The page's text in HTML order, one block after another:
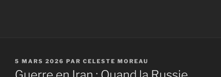
PUBLIÉ
LE
5 MARS 2026 PAR CELESTE MOREAU